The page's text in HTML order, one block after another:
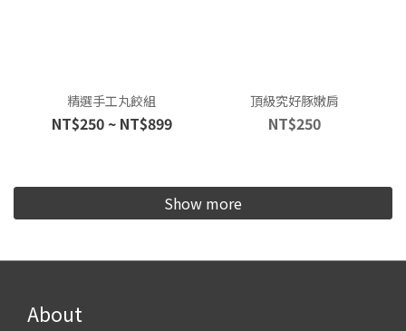
精選手工丸餃組
NT$250 ~ NT$899
頂級究好豚嫩肩
NT$250
Show more
About